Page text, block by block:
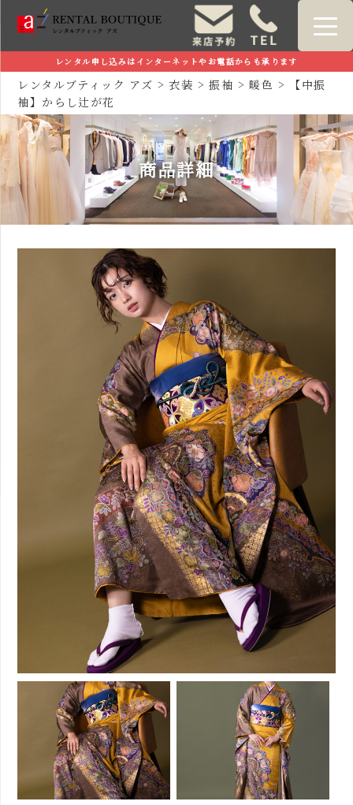
レンタル申し込みはインターネットやお電話からも承ります
レンタルブティック アズ >衣装 >振袖 > 暖色 >
【中振
袖】からし辻が花
商品詳細